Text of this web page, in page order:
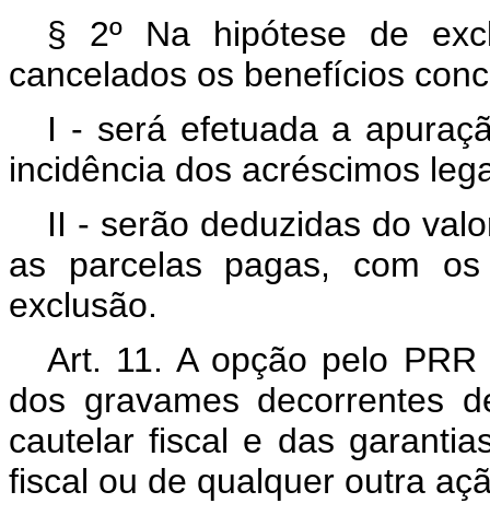
§ 2º Na hipótese de
cancelados os benefícios
I - será efetuada a
incidência dos acréscimos
II - serão deduzidas do
as parcelas pagas, com
exclusão.
Art. 11. A opção pelo
dos gravames decorrentes
cautelar fiscal e das
fiscal ou de qualquer outra